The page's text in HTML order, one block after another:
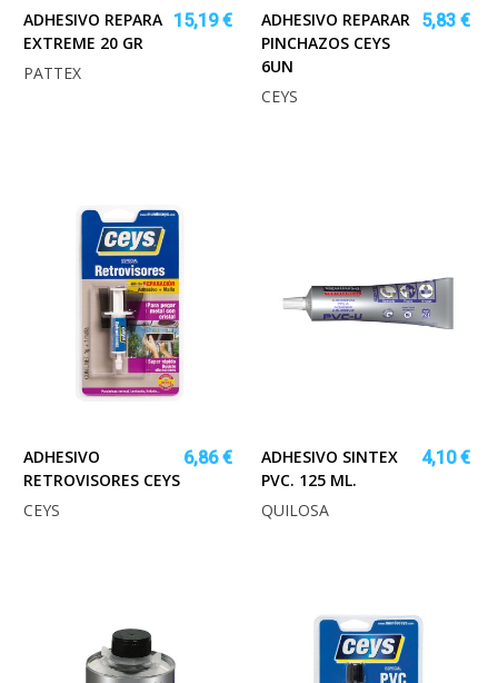
ADHESIVO REPARA
EXTREME 20 GR
15,19 €
PATTEX
ADHESIVO REPARAR
PINCHAZOS CEYS
6UN
5,83 €
CEYS
ADHESIVO
RETROVISORES CEYS
6,86 €
CEYS
ADHESIVO SINTEX
PVC. 125 ML.
4,10 €
QUILOSA